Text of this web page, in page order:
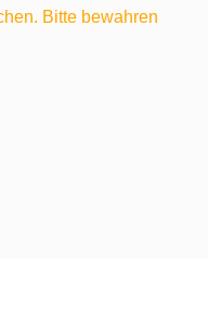
Bitte bewahren